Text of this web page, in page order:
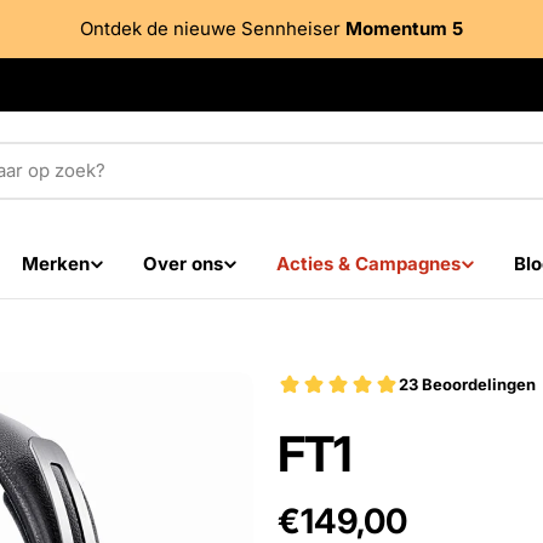
Ontdek de nieuwe Sennheiser Momentum 5
Merken Over ons Acties & Campagnes
FT1
Adviesprijs
€149,00